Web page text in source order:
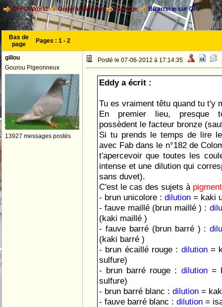
CFPOI World Général Pigeons Elevage Bizarrerie sur QPI
Bas de
page
Pages : 1 - 2
gillou
Gourou Pigeonneux
13927 messages postés
Posté le 07-06-2012 à 17:14:35
Eddy a écrit :
Tu es vraiment têtu quand tu t'y
En premier lieu, presque
possèdent le facteur bronze
Si tu prends le temps de lire
avec Fab dans le n°182 de
t'apercevoir que toutes les
intense et une dilution qui
sans duvet).
C'est le cas des sujets à
- brun unicolore : dilution = kaki
- fauve maillé (brun maillé ) :
(kaki maillé )
- fauve barré (brun barré ) :
(kaki barré )
- brun écaillé rouge : dilution =
sulfure)
- brun barré rouge : dilution =
sulfure)
- brun barré blanc : dilution =
- fauve barré blanc : dilution =